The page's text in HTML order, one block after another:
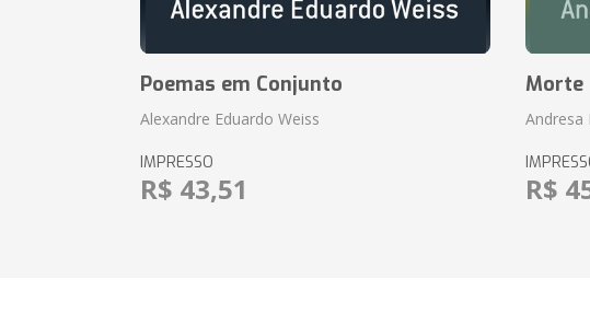
Poemas em Conjunto
Alexandre Eduardo Weiss
IMPRESSO
R$ 43,51
Morte
Andresa
R$